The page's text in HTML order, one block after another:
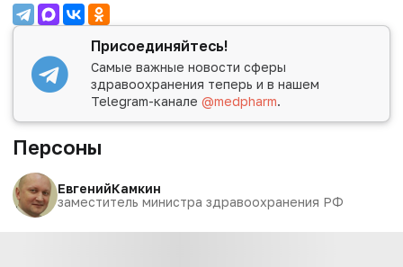
Присоединяйтесь!
Самые важные новости сферы
здравоохранения теперь и в нашем
Telegram-канале@medpharm.
Персоны
ЕвгенийКамкин
заместитель министра здравоохранения РФ